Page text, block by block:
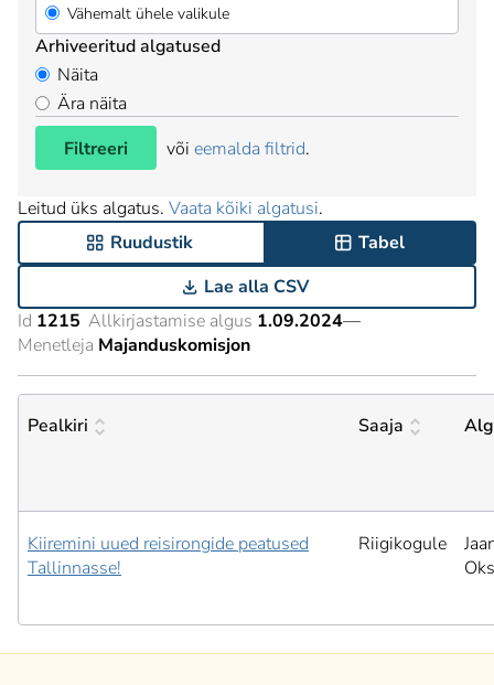
Vähemalt ühele valikule
Arhiveeritud algatused
Näita
Ära näita
Filtreeri
või eemalda filtrid.
Leitud üks algatus. Vaata kõiki algatusi.
Ruudustik
Tabel
Lae alla CSV
Id 1215 Allkirjastamise algus 1.09.2024—
Menetleja Majanduskomisjon
Pealkiri Saaja
Kiiremini uued reisirongide peatused
Tallinnasse!
Riigikogule
Oks